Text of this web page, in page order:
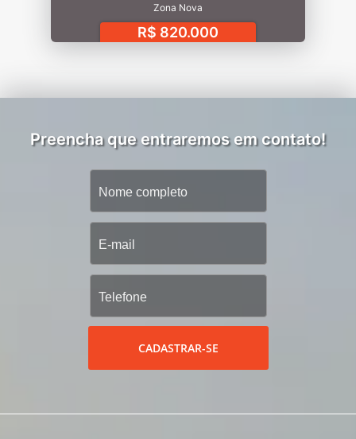
Zona Nova
R$ 820.000
Preencha que entraremos em contato!
CADASTRAR-SE